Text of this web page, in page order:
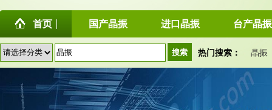
首页 国产晶振 进口晶振 台产晶振
热门搜索： 晶振